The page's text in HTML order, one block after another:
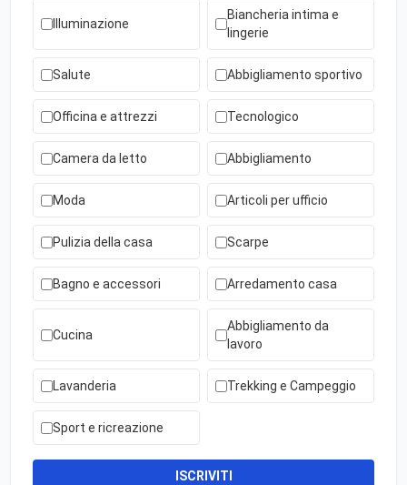
Illuminazione
Biancheria intima e
lingerie
Salute Abbigliamento sportivo
Officina e attrezzi Tecnologico
Camera da letto Abbigliamento
Moda Articoli per ufficio
Pulizia della casa Scarpe
Bagno e accessori Arredamento casa
Cucina
Abbigliamento da
lavoro
Lavanderia Trekking e Campeggio
Sport e ricreazione
ISCRIVITI